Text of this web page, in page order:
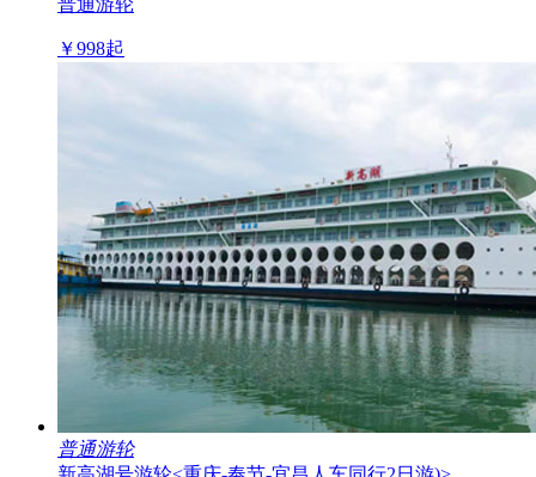
普通游轮
￥998起
普通游轮